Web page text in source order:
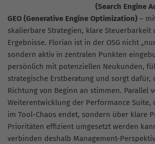
(Search Engine
GEO (Generative Engine Optimization) –
skalierbare Strategien, klare Steuerbarkeit
Ergebnisse. Florian ist in der OSG nicht
sondern aktiv in zentralen Punkten
persönlich mit potenziellen Neukunden,
strategische Erstberatung und sorgt dafür,
Richtung von Beginn an stimmen. Parallel
Weiterentwicklung der Performance Suite,
im Tool-Chaos endet, sondern über klare
Prioritäten effizient umgesetzt werden
verbinden deshalb Management-